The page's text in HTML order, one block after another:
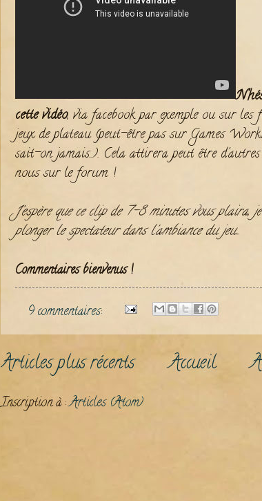
cette vidéo, via facebook par exemple ou sur les
jeux de plateau (peut-être pas sur Games
sait-on jamais...). Cela attirera peut être
nous sur le forum !
J'espère que ce clip de 7-8 minutes vous
plonger le spectateur dans l'ambiance du jeu...
Commentaires bienvenus !
9 commentaires:
Articles plus récents Accueil
Inscription à :Articles (Atom)